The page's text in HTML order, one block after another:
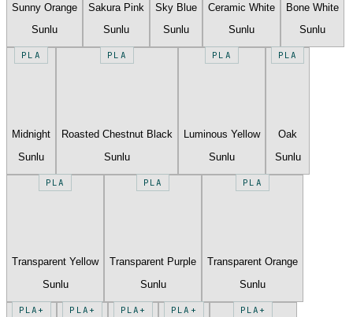
Sunny Orange
Sunlu
Sakura Pink
Sunlu
Sky Blue
Sunlu
Ceramic White
Sunlu
Bone White
Sunlu
PLA
Midnight
Sunlu
PLA
Roasted Chestnut Black
Sunlu
PLA
Luminous Yellow
Sunlu
PLA
Oak
Sunlu
PLA
Transparent Yellow
Sunlu
PLA
Transparent Purple
Sunlu
PLA
Transparent Orange
Sunlu
PLA+ PLA+ PLA+ PLA+ PLA+